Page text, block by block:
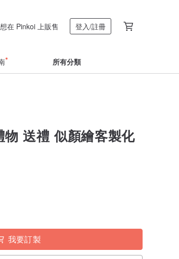
在 Pinkoi 上販售 登入/註冊
所有分類
物 送禮 似顏繪客製化
我要訂製